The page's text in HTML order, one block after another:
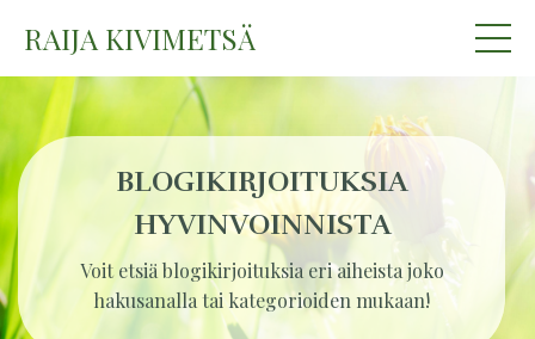
RAIJA KIVIMETSÄ
BLOGIKIRJOITUKSIA
HYVINVOINNISTA
Voit etsiä blogikirjoituksia eri aiheista joko
hakusanalla tai kategorioiden mukaan!